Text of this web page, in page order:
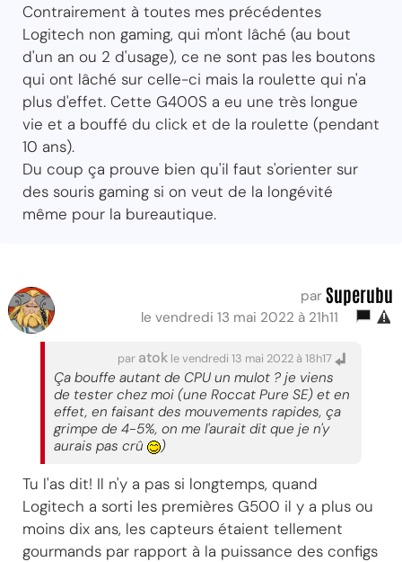
Contrairement à toutes mes précédentes
Logitech non gaming, qui m'ont lâché (au bout
d'un an ou 2 d'usage), ce ne sont pas les boutons
qui ont lâché sur celle-ci mais la roulette qui n'a
plus d'effet. Cette G400S a eu une très longue
vie et a bouffé du click et de la roulette (pendant
10 ans).
Du coup ça prouve bien qu'il faut s'orienter sur
des souris gaming si on veut de la longévité
même pour la bureautique.
par Superubu
le vendredi 13 mai 2022 à 21h11
par atok le vendredi 13 mai 2022 à 18h17
Ça bouffe autant de CPU un mulot ? je viens
de tester chez moi (une Roccat Pure SE) et en
effet, en faisant des mouvements rapides, ça
grimpe de 4-5%, on me l'aurait dit que je n'y
aurais pas crû
)
Tu l'as dit! Il n'y a pas si longtemps, quand
Logitech a sorti les premières G500 il y a plus ou
moins dix ans, les capteurs étaient tellement
gourmands par rapport à la puissance des configs